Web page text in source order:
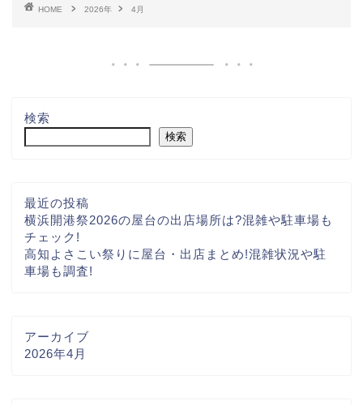
HOME 2026年 4月
検索
検索
最近の投稿
横浜開港祭2026の屋台の出店場所は?混雑や駐車場も
チェック!
高知よさこい祭りに屋台・出店まとめ!混雑状況や駐
車場も調査!
アーカイブ
2026年4月